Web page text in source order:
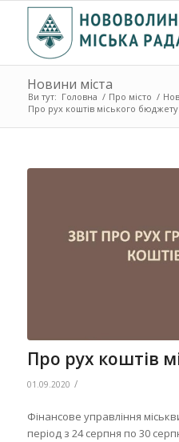
Новини міста
Ви тут: Головна / Про місто /
Про рух коштів міського бюджету
Про рух коштів
01.09.2020 /
Фінансове управління
період з 24 серпня по 30